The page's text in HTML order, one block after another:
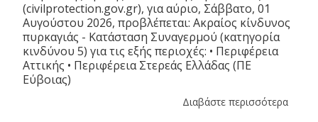
(civilprotection.gov.gr), για αύριο, Σάββατο, 01
Αυγούστου 2026, προβλέπεται: Ακραίος κίνδυνος
πυρκαγιάς - Κατάσταση Συναγερμού (κατηγορία
κινδύνου 5) για τις εξής περιοχές: • Περιφέρεια
Αττικής • Περιφέρεια Στερεάς Ελλάδας (ΠΕ
Εύβοιας)
Διαβάστε περισσότερα